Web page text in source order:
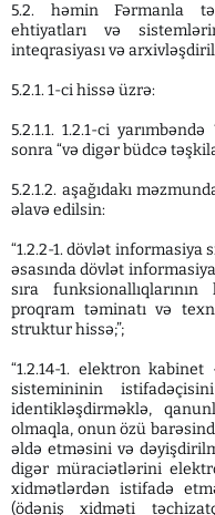
5.2. həmin Fərmanla
ehtiyatları və
inteqrasiyası və
5.2.1. 1-ci hissə üzrə:
5.2.1.1. 1.2.1-ci
sonra “və digər büdcə
5.2.1.2. aşağıdakı
əlavə edilsin:
“1.2.2-1. dövlət
əsasında dövlət
sıra
proqram təminatı və
struktur hissə;”;
“1.2.14-1. elektron
sistemininin
identikləşdirməklə,
olmaqla, onun özü
əldə etməsini və
digər müraciətlərini
xidmətlərdən istifadə
(ödəniş xidməti